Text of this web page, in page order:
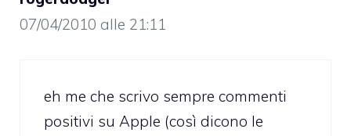
07/04/2010 alle 21:11
eh me che scrivo sempre commenti
positivi su Apple (così dicono le